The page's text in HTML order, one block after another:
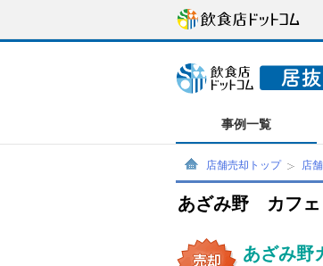
事例一覧
店舗売却トップ 店
あざみ野 カフェ
あざみ野